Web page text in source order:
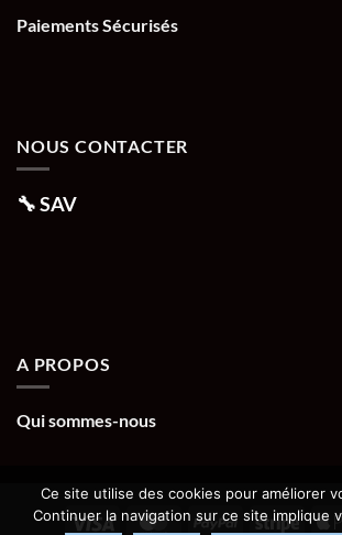
Paiements Sécurisés
NOUS CONTACTER
🔧SAV
A PROPOS
Qui sommes-nous
Ce site utilise des cookies pour améliorer
Continuer la navigation sur ce site implique